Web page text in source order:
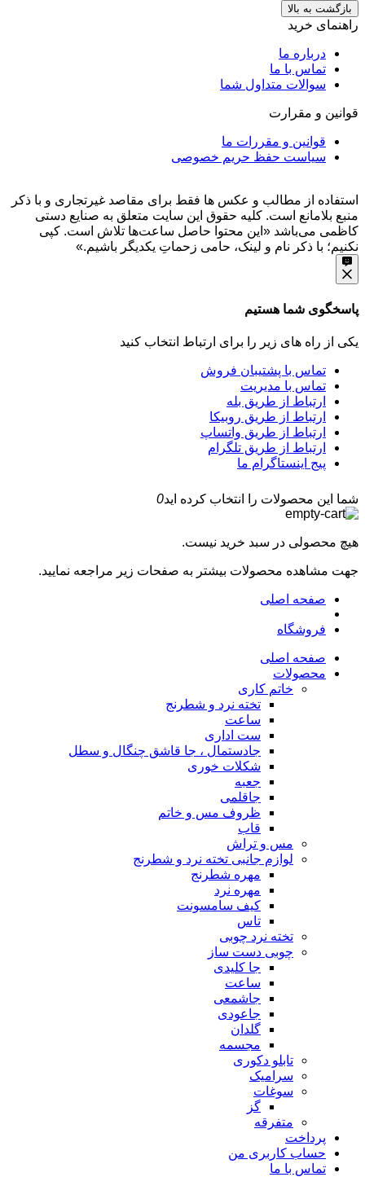
بازگشت به بالا
راهنمای خرید
درباره ما
تماس با ما
سوالات متداول شما
قوانین و مقرارت
قوانین و مقررات ما
سیاست حفظ حریم خصوصی
استفاده از مطالب و عکس ها فقط برای مقاصد غیرتجاری و با ذکر
منبع بلامانع است. کلیه حقوق این سایت متعلق به صنایع دستی
کاظمی می‌باشد «این محتوا حاصل ساعت‌ها تلاش است. کپی
نکنیم؛ با ذکر نام و لینک، حامی زحماتِ یکدیگر باشیم.»
پاسخگوی شما هستیم
یکی از راه های زیر را برای ارتباط انتخاب کنید
تماس با پشتیبان فروش
تماس با مدیریت
ارتباط از طریق بله
ارتباط از طریق روبیکا
ارتباط از طریق واتساپ
ارتباط از طریق تلگرام
پیج اینستاگرام ما
شما این محصولات را انتخاب کرده اید0
هیچ محصولی در سبد خرید نیست.
جهت مشاهده محصولات بیشتر به صفحات زیر مراجعه نمایید.
صفحه اصلی
فروشگاه
صفحه اصلی
محصولات
خاتم کاری
تخته نرد و شطرنج
ساعت
ست اداری
جادستمال ، جا قاشق چنگال و سطل
شکلات خوری
جعبه
جاقلمی
ظروف مس و خاتم
قاب
مس و تراش
لوازم جانبی تخته نرد و شطرنج
مهره شطرنج
مهره نرد
کیف سامسونت
تاس
تخته نرد چوبی
چوبی دست ساز
جا کلیدی
ساعت
جاشمعی
جاعودی
گلدان
مجسمه
تابلو دکوری
سرامیک
سوغات
گز
متفرقه
پرداخت
حساب کاربری من
تماس با ما